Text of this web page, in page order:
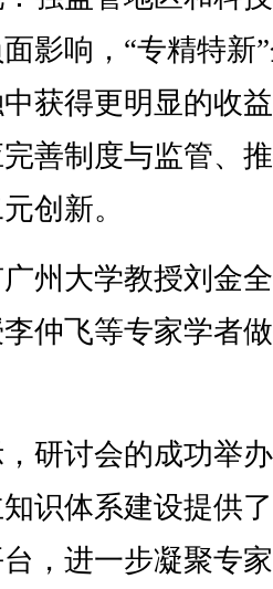
影响，“专精特新
获得更明显的收
善制度与监管、
创新。
大学教授刘金
仲飞等专家学者
讨会的成功举
识体系建设提供
，进一步凝聚专